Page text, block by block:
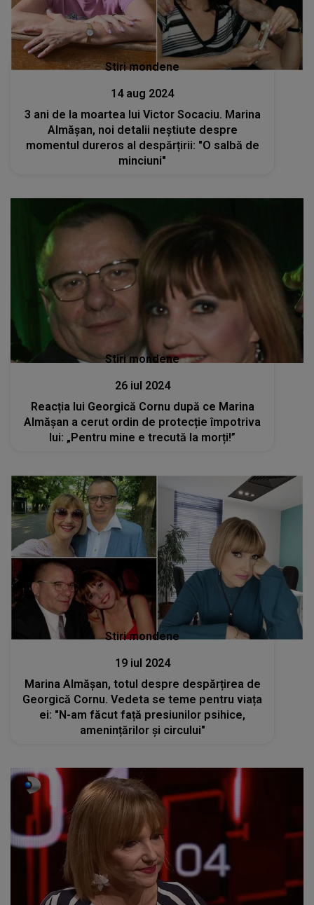
Stiri mondene
14 aug 2024
3 ani de la moartea lui Victor Socaciu. Marina
Almășan, noi detalii neștiute despre
momentul dureros al despărțirii: "O salbă de
minciuni"
Stiri mondene
26 iul 2024
Reacția lui Georgică Cornu după ce Marina
Almășan a cerut ordin de protecție împotriva
lui: „Pentru mine e trecută la morți!”
Stiri mondene
19 iul 2024
Marina Almășan, totul despre despărțirea de
Georgică Cornu. Vedeta se teme pentru viața
ei: "N-am făcut față presiunilor psihice,
amenințărilor și circului"